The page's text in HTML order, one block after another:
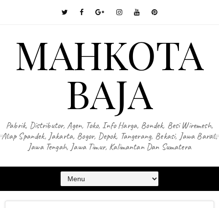
MAHKOTA
BAJA
Pabrik, Distributor, Agen, Toko, Info Harga, Bondek, Besi Wiremesh,
Atap Spandek, Jakarta, Bogor, Depok, Tangerang, Bekasi, Jawa Barat,
Jawa Tengah, Jawa Timur, Kalimantan Dan Sumatera